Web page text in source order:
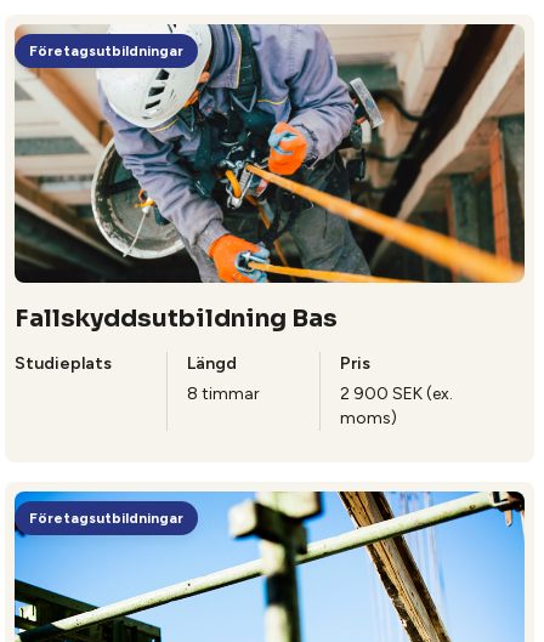
Företagsutbildningar
Fallskyddsutbildning Bas
Studieplats
Längd
8 timmar
Pris
2 900 SEK (ex.
moms)
Företagsutbildningar